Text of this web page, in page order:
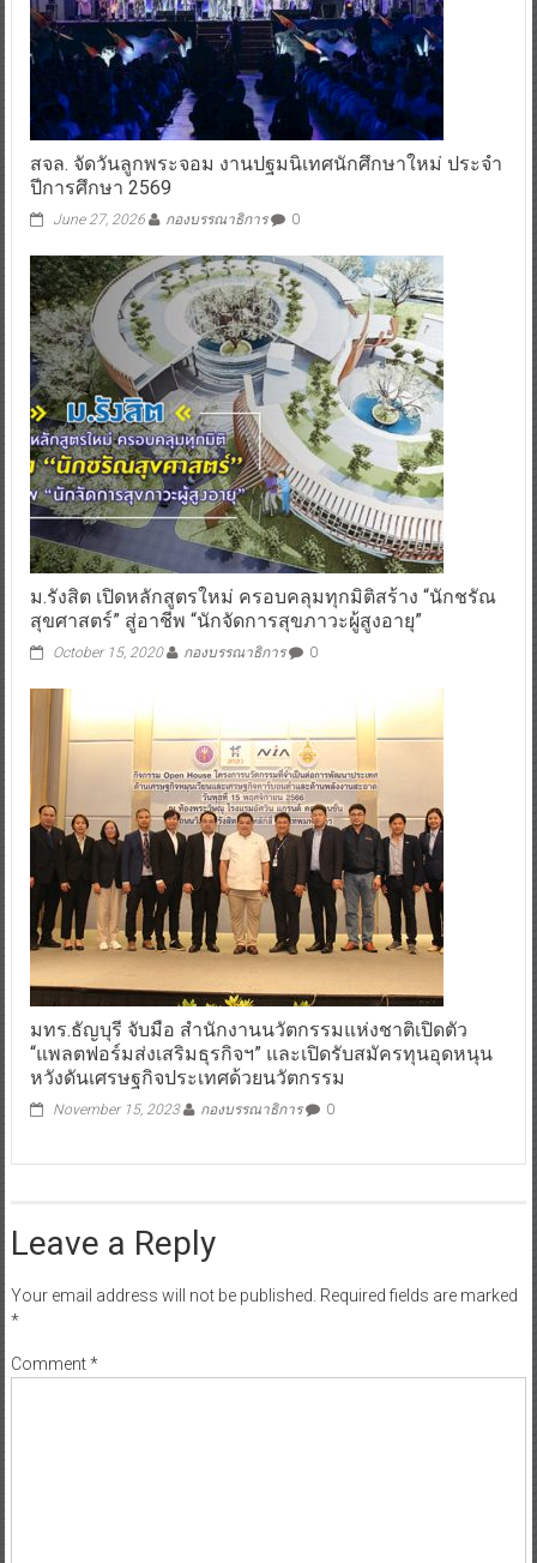
สจล. จัดวันลูกพระจอม งานปฐมนิเทศนักศึกษาใหม่ ประจำ
ปีการศึกษา 2569
June 27, 2026 กองบรรณาธิการ 0
ม.รังสิต เปิดหลักสูตรใหม่ ครอบคลุมทุกมิติสร้าง “นักชรัณ
สุขศาสตร์” สู่อาชีพ “นักจัดการสุขภาวะผู้สูงอายุ”
October 15, 2020 กองบรรณาธิการ 0
มทร.ธัญบุรี จับมือ สำนักงานนวัตกรรมแห่งชาติเปิดตัว
“แพลตฟอร์มส่งเสริมธุรกิจฯ” และเปิดรับสมัครทุนอุดหนุน
หวังดันเศรษฐกิจประเทศด้วยนวัตกรรม
November 15, 2023 กองบรรณาธิการ 0
Leave a Reply
Your email address will not be published. Required fields are marked
*
Comment*